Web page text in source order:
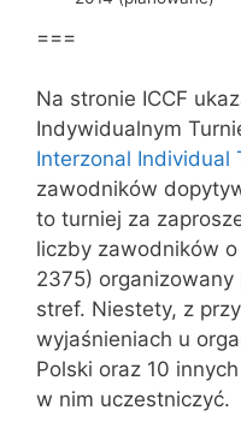
===
Na stronie ICCF
Indywidualnym
Interzonal Individual
zawodników
to turniej za
liczby zawodników
2375)
stref. Niestety, z
wyjaśnieniach u
Polski oraz 10
w nim uczestniczyć.